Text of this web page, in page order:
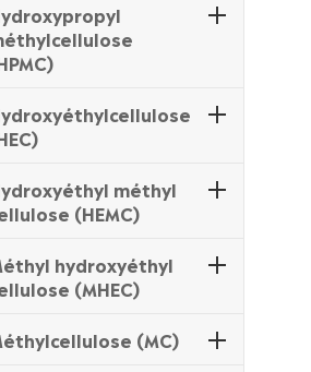
méthyl
(HEMC)
hydroxyéthyl
(MHEC)
(MC)